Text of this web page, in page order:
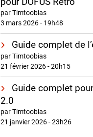
par Timtoobias
3 mars 2026 - 19h48
Guide complet de
par Timtoobias
21 février 2026 - 20h15
Guide complet
2.0
par Timtoobias
21 janvier 2026 - 23h26